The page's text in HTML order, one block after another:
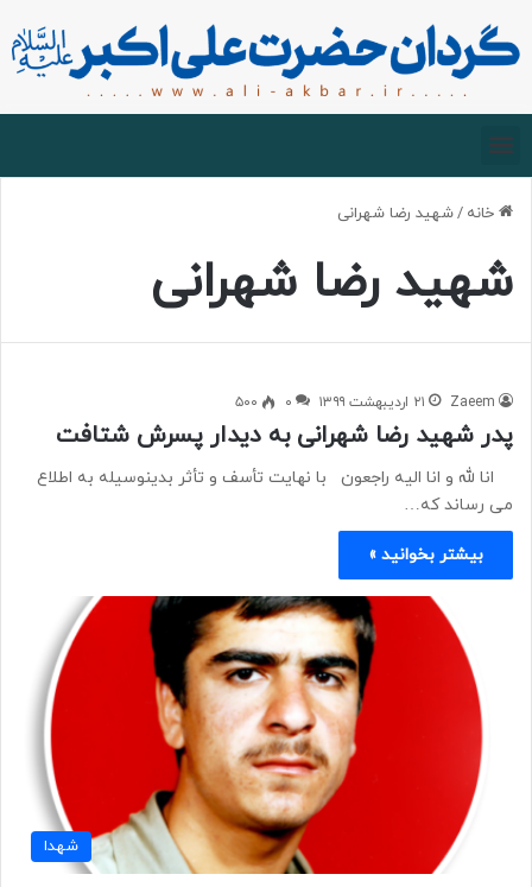
خانه /شهید رضا شهرانی
شهید رضا شهرانی
Zaeem ۲۱ اردیبهشت ۱۳۹۹ ۰ ۵۰۰
پدر شهید رضا شهرانی به دیدار پسرش شتافت
انا لله و انا الیه راجعون با نهایت تأسف و تأثر بدینوسیله به اطلاع
می رساند که…
بیشتر بخوانید »
شهدا